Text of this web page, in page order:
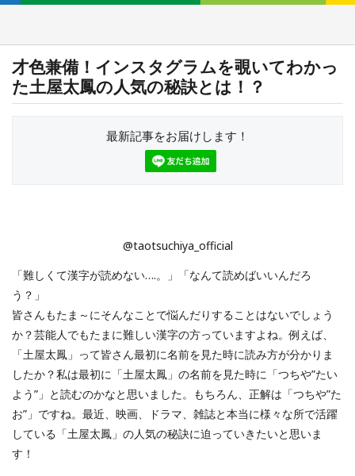
才色兼備！インスタグラムを覗いてわかっ
た土屋太鳳の人気の秘訣とは！？
最新記事をお届けします！
@taotsuchiya_official
「難しくて漢字が読めない….。」「なんて読めばいいんだろ
う？」
皆さんもたま～にそんなことで悩んだりすることはないでしょう
か？芸能人でもたまに難しい漢字の方っていますよね。例えば、
「土屋太鳳」って皆さん最初に名前を見た時に読み方が分かりま
したか？私は最初に「土屋太鳳」の名前を見た時に「つちや”たい
よう”」と読むのかなと思いました。もちろん、正解は「つちや”た
お”」ですね。最近、映画、ドラマ、雑誌と本当に様々な所で活躍
している「土屋太鳳」の人気の秘訣に迫っていきたいと思いま
す！